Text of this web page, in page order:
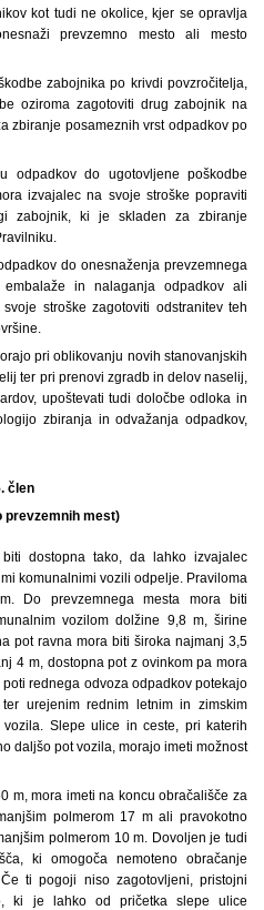
kot tudi ne okolice, kjer se opravlja
prevzemno mesto ali mesto
zabojnika po krivdi povzročitelja,
oziroma zagotoviti drug zabojnik na
zbiranje posameznih vrst odpadkov po
odpadkov do ugotovljene poškodbe
izvajalec na svoje stroške popraviti
zabojnik, ki je skladen za zbiranje
do onesnaženja prevzemnega
in nalaganja odpadkov ali
stroške zagotoviti odstranitev teh
pri oblikovanju novih stanovanjskih
ter pri prenovi zgradb in delov naselij,
upoštevati tudi določbe odloka in
zbiranja in odvažanja odpadkov,
člen
prevzemnih mest)
biti dostopna tako, da lahko izvajalec
komunalnimi vozili odpelje. Praviloma
Do prevzemnega mesta mora biti
vozilom dolžine 9,8 m, širine
pot ravna mora biti široka najmanj 3,5
4 m, dostopna pot z ovinkom pa mora
rednega odvoza odpadkov potekajo
urejenim rednim letnim in zimskim
Slepe ulice in ceste, pri katerih
daljšo pot vozila, morajo imeti možnost
m, mora imeti na koncu obračališče za
polmerom 17 m ali pravokotno
polmerom 10 m. Dovoljen je tudi
ki omogoča nemoteno obračanje
ti pogoji niso zagotovljeni, pristojni
ki je lahko od pričetka slepe ulice